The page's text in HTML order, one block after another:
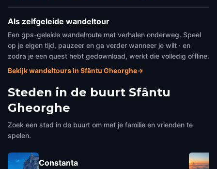
Als zelfgeleide wandeltour
Een gps-geleide wandelroute met verhalen onderweg. Speel
op je eigen tijd, pauzeer en ga verder wanneer je wilt · en
zodra je een quest hebt gedownload, werkt die volledig offline.
Bekijk wandeltours in Sfântu Gheorghe→
Steden in de buurt Sfântu
Gheorghe
Zoek een stad in de buurt om met je familie en vrienden te
spelen.
Constanta